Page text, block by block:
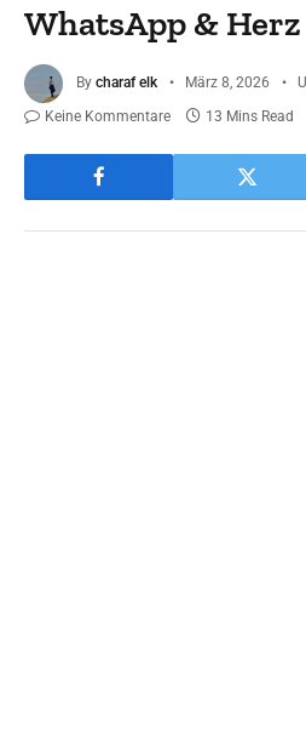
WhatsApp & Herz
By charaf elk März 8, 2026
Keine Kommentare
13 Mins Read